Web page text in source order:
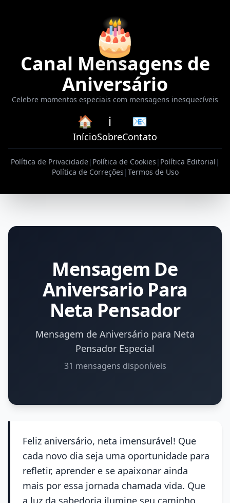
🎂
Canal Mensagens de
Aniversário
Celebre momentos especiais com mensagens inesquecíveis
🏠
Início
ℹ️
Sobre
📧
Contato
Política de Privacidade| Política de Cookies | Política Editorial |
Política de Correções |Termos de Uso
Mensagem De
Aniversario Para
Neta Pensador
Mensagem de Aniversário para Neta
Pensador Especial
31 mensagens disponíveis
Feliz aniversário, neta imensurável! Que
cada novo dia seja uma oportunidade para
refletir, aprender e se apaixonar ainda
mais por essa jornada chamada vida. Que
a luz da sabedoria ilumine seu caminho.